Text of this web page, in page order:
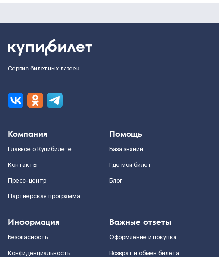
Сервис билетных лазеек
Компания
Главное о Купибилете
Контакты
Пресс-центр
Партнерская программа
Помощь
База знаний
Где мой билет
Блог
Информация
Безопасность
Конфиденциальность
Важные ответы
Оформление и покупка
Возврат и обмен билета